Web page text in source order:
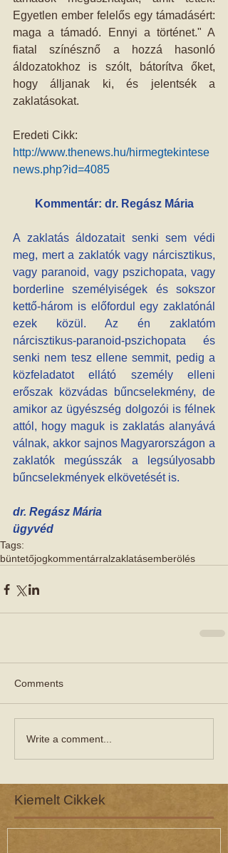
Egyetlen ember felelős egy támadásért:
maga a támadó. Ennyi a történet." A
fiatal színésznő a hozzá hasonló
áldozatokhoz is szólt, bátorítva őket,
hogy álljanak ki, és jelentsék a
zaklatásokat.
Eredeti Cikk:
http://www.thenews.hu/hirmegtekintese
news.php?id=4085
Kommentár: dr. Regász Mária
A zaklatás áldozatait senki sem védi
meg, mert a zaklatók vagy nárcisztikus,
vagy paranoid, vagy pszichopata, vagy
borderline személyiségek és sokszor
kettő-három is előfordul egy zaklatónál
ezek közül. Az én zaklatóm
nárcisztikus-paranoid-pszichopata és
senki nem tesz ellene semmit, pedig a
közfeladatot ellátó személy elleni
erőszak közvádas bűncselekmény, de
amikor az ügyészség dolgozói is félnek
attól, hogy maguk is zaklatás alanyává
válnak, akkor sajnos Magyarországon a
zaklatók megússzák a legsúlyosabb
bűncselekmények elkövetését is.
dr. Regász Mária
ügyvéd
Tags:
büntetőjogkommentárralzaklatásemberölés
Comments
Write a comment...
Kiemelt Cikkek